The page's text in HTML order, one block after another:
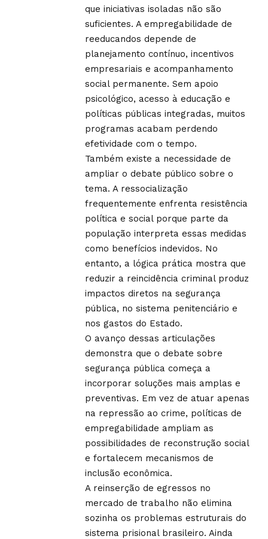
que iniciativas isoladas não são
suficientes. A empregabilidade de
reeducandos depende de
planejamento contínuo, incentivos
empresariais e acompanhamento
social permanente. Sem apoio
psicológico, acesso à educação e
políticas públicas integradas, muitos
programas acabam perdendo
efetividade com o tempo.
Também existe a necessidade de
ampliar o debate público sobre o
tema. A ressocialização
frequentemente enfrenta resistência
política e social porque parte da
população interpreta essas medidas
como benefícios indevidos. No
entanto, a lógica prática mostra que
reduzir a reincidência criminal produz
impactos diretos na segurança
pública, no sistema penitenciário e
nos gastos do Estado.
O avanço dessas articulações
demonstra que o debate sobre
segurança pública começa a
incorporar soluções mais amplas e
preventivas. Em vez de atuar apenas
na repressão ao crime, políticas de
empregabilidade ampliam as
possibilidades de reconstrução social
e fortalecem mecanismos de
inclusão econômica.
A reinserção de egressos no
mercado de trabalho não elimina
sozinha os problemas estruturais do
sistema prisional brasileiro. Ainda